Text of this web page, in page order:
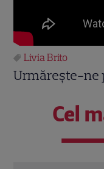
Livia Brito
Urmărește-ne
Cel